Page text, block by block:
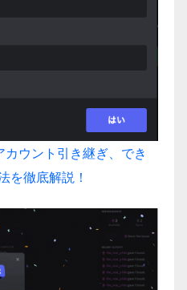
カウント引き継ぎ、でき
を徹底解説！